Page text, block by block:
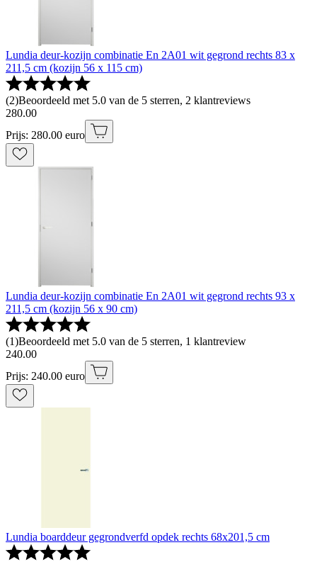
Lundia deur-kozijn combinatie En 2A01 wit gegrond rechts 83 x
211,5 cm (kozijn 56 x 115 cm)
(2)Beoordeeld met 5.0 van de 5 sterren, 2 klantreviews
280.00
Prijs: 280.00 euro
Lundia deur-kozijn combinatie En 2A01 wit gegrond rechts 93 x
211,5 cm (kozijn 56 x 90 cm)
(1)Beoordeeld met 5.0 van de 5 sterren, 1 klantreview
240.00
Prijs: 240.00 euro
Lundia boarddeur gegrondverfd opdek rechts 68x201,5 cm